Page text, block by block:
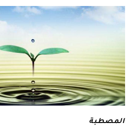
المصطبة